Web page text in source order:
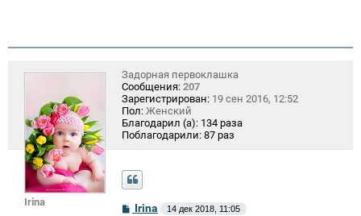
Irina
Задорная первоклашка
Сообщения: 207
Зарегистрирован: 19 сен 2016, 12:52
Пол: Женский
Благодарил (а): 134 раза
Поблагодарили: 87 раз
СIrina 14 дек 2018, 11:05